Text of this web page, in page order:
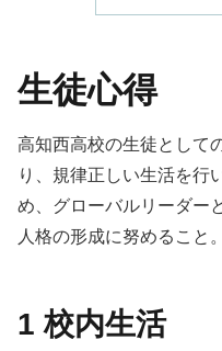
生徒心得
高知西高校の生徒として
り、規律正しい生活を行
め、グローバルリーダー
人格の形成に努めること。
1 校内生活